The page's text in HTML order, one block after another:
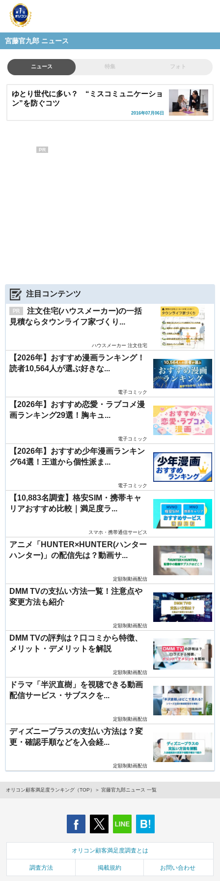
宮藤官九郎 ニュース
ニュース 特集 フォト
ゆとり世代に多い？ “ミスコミュニケーショ
ン”を防ぐコツ
2016年07月06日
PR
注目コンテンツ
注文住宅(ハウスメーカー)の一括
見積ならタウンライフ家づくり...
ハウスメーカー 注文住宅
【2026年】おすすめ漫画ランキング！
読者10,564人が選ぶ好きな...
電子コミック
【2026年】おすすめ恋愛・ラブコメ漫
画ランキング29選！胸キュ...
電子コミック
【2026年】おすすめ少年漫画ランキン
グ64選！王道から個性派ま...
電子コミック
【10,883名調査】格安SIM・携帯キャ
リアおすすめ比較｜満足度ラ...
スマホ・携帯通信サービス
アニメ「HUNTER×HUNTER(ハンター
ハンター)」の配信先は？動画サ...
定額制動画配信
DMM TVの支払い方法一覧！注意点や
変更方法も紹介
定額制動画配信
DMM TVの評判は？口コミから特徴、
メリット・デメリットを解説
定額制動画配信
ドラマ「半沢直樹」を視聴できる動画
配信サービス・サブスクを...
定額制動画配信
ディズニープラスの支払い方法は？変
更・確認手順などを入会経...
定額制動画配信
オリコン顧客満足度ランキング（TOP） 宮藤官九郎ニュース 一覧
オリコン顧客満足度調査とは
調査方法 掲載規約 お問い合わせ